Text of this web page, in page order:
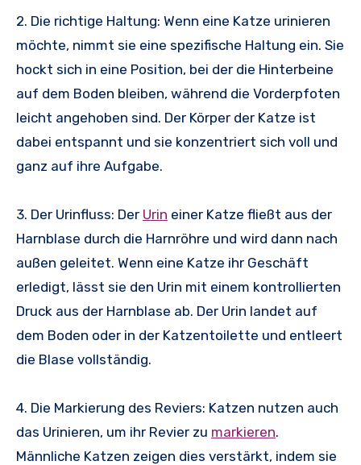
2. Die richtige Haltung: Wenn eine Katze urinieren
möchte, nimmt sie eine spezifische Haltung ein. Sie
hockt sich in eine Position, bei der die Hinterbeine
auf dem Boden bleiben, während die Vorderpfoten
leicht angehoben sind. Der Körper der Katze ist
dabei entspannt und sie konzentriert sich voll und
ganz auf ihre Aufgabe.
3. Der Urinfluss: Der Urin einer Katze fließt aus der
Harnblase durch die Harnröhre und wird dann nach
außen geleitet. Wenn eine Katze ihr Geschäft
erledigt, lässt sie den Urin mit einem kontrollierten
Druck aus der Harnblase ab. Der Urin landet auf
dem Boden oder in der Katzentoilette und entleert
die Blase vollständig.
4. Die Markierung des Reviers: Katzen nutzen auch
das Urinieren, um ihr Revier zu markieren.
Männliche Katzen zeigen dies verstärkt, indem sie